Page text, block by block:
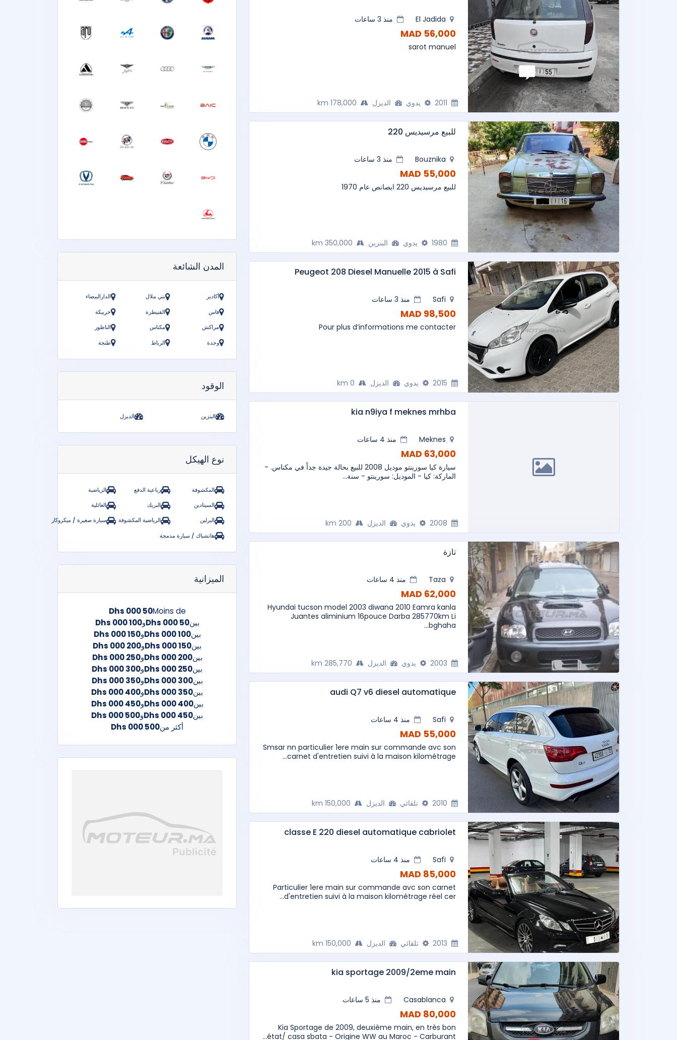
منذ 3 ساعات
56,000 MAD
sarot manuel
الديزل
للبيع مرسيديس 220
منذ 3 ساعات
55,000 MAD
للبيع مرسيديس 220 ايصانص عام 1970
البنزين
Peugeot 208 Diesel Manuelle 2015 à Safi
منذ 3 ساعات
98,500 MAD
Pour plus d’informations me contacter
الديزل
kia n9iya f meknes mrhba
منذ 4 ساعات
63,000 MAD
سيارة كيا سورينتو موديل 2008 للبيع بحالة جيدة جداً في مكناس. -
الماركة: كيا - الموديل: سورينتو - سنة...
الديزل
تازة
منذ 4 ساعات
62,000 MAD
Hyundai tucson model 2003 diwana 2010 Eamra kanla
Juantes aliminium 16pouce Darba 285770km Li
bghaha...
الديزل
audi Q7 v6 diesel automatique
منذ 4 ساعات
55,000 MAD
Smsar nn particulier 1ere main sur commande avc son
carnet d'entretien suivi à la maison kilométrage...
الديزل
classe E 220 diesel automatique cabriolet
منذ 4 ساعات
85,000 MAD
Particulier 1ere main sur commande avc son carnet
d'entretien suivi à la maison kilométrage réel cer...
الديزل
kia sportage 2009/2eme main
منذ 5 ساعات
80,000 MAD
Kia Sportage de 2009, deuxième main, en très bon
état/ casa sbata - Origine WW au Maroc - Carburant...
المدن الشائعة
أكادير بني ملال
الدارالبيضاء
فاس
القنيطرة
خريبكة
مراكش
مكناس
الناظور
وجدة
الرباط طنجة
الوقود
البنزين الديزل
نوع الهيكل
المكشوفة رباعية الدفع
الرياضية
السيتادين
البريك
العائلية
البرلين
الرياضية المكشوفة
سيارة صغيرة / ميكروكار
هاتشباك / سيارة مدمجة
الميزانية
Moins de
50 000 Dhs
بين50 000 Dhs و100 000 Dhs
بين100 000 Dhs و150 000 Dhs
بين150 000 Dhs و200 000 Dhs
بين200 000 Dhs و250 000 Dhs
بين250 000 Dhs و300 000 Dhs
بين300 000 Dhs و350 000 Dhs
بين350 000 Dhs و400 000 Dhs
بين400 000 Dhs و450 000 Dhs
بين450 000 Dhs و500 000 Dhs
أكثر من500 000 Dhs